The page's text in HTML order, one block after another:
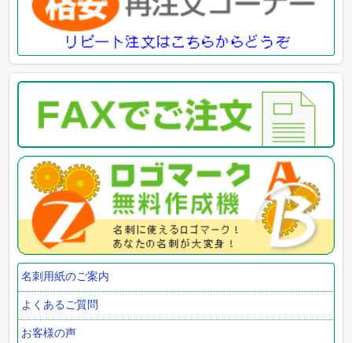
名刺用紙のご案内
よくあるご質問
お客様の声